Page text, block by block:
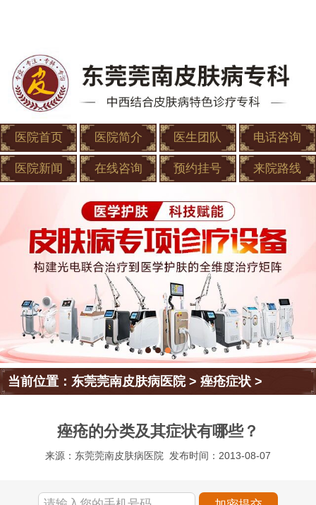
医院首页 医院简介 医生团队 电话咨询
医院新闻 在线咨询 预约挂号 来院路线
当前位置：东莞莞南皮肤病医院>痤疮症状 >
痤疮的分类及其症状有哪些？
来源：东莞莞南皮肤病医院 发布时间：2013-08-07